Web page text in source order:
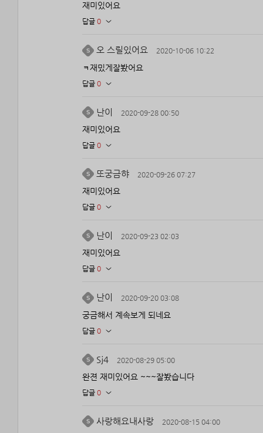
재미있어요
답글 0
오 스릴있어요 2020-10-06 10:22
ㅋ재밌게잘봤어요
답글 0
난이 2020-09-28 00:50
재미있어요
답글 0
또궁금햐 2020-09-26 07:27
재미있어요
답글 0
난이 2020-09-23 02:03
재미있어요
답글 0
난이 2020-09-20 03:08
궁금해서 계속보게 되네요
답글 0
Sj4 2020-08-29 05:00
완젼 재미있어요 ~~~잘봤습니다
답글 0
사랑해요내사랑 2020-08-15 04:00